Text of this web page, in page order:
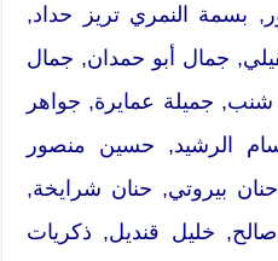
بسمة النمري تريز حداد,
جمال أبو حمدان, جمال
جميلة عمايرة, جواهر
الرشيد, حسين منصور
بيروتي, حنان شرايخة,
خليل قنديل, ذكريات